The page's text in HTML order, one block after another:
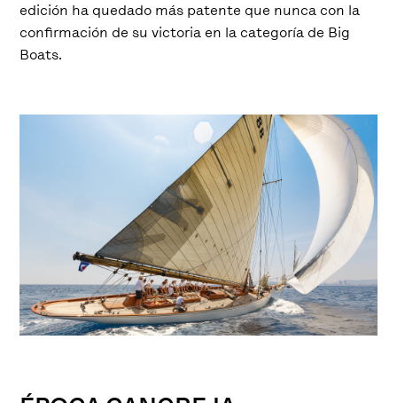
edición ha quedado más patente que nunca con la
confirmación de su victoria en la categoría de Big
Boats.